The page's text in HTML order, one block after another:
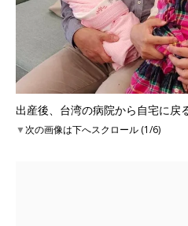
出産後、台湾の病院から自宅に戻
▼次の画像は下へスクロール (1/6)